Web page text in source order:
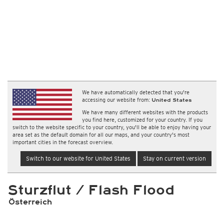
We have automatically detected that you're
accessing our website from: United States
We have many different websites with the products
you find here, customized for your country. If you
switch to the website specific to your country, you'll be able to enjoy having your
area set as the default domain for all our maps, and your country's most
important cities in the forecast overview.
Switch to our website for United States Stay on current version
Sturzflut / Flash Flood
Österreich